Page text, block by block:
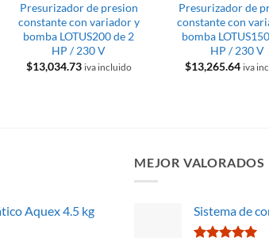
Presurizador de presion
constante con variador y
bomba LOTUS200 de 2
HP / 230 V
$13,034.73 iva incluido
Presurizador de
constante con
bomba
HP / 230 V
$13,265.64 iva
Aquex 4.5 kg
MEJOR VALORADOS
Sistema de